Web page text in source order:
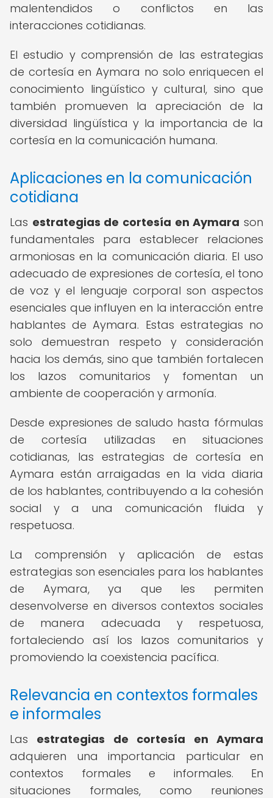
malentendidos o conflictos en las
interacciones cotidianas.
El estudio y comprensión de las estrategias
de cortesía en Aymara no solo enriquecen el
conocimiento lingüístico y cultural, sino que
también promueven la apreciación de la
diversidad lingüística y la importancia de la
cortesía en la comunicación humana.
Aplicaciones en la comunicación
cotidiana
Las estrategias de cortesía en Aymara son
fundamentales para establecer relaciones
armoniosas en la comunicación diaria. El uso
adecuado de expresiones de cortesía, el tono
de voz y el lenguaje corporal son aspectos
esenciales que influyen en la interacción entre
hablantes de Aymara. Estas estrategias no
solo demuestran respeto y consideración
hacia los demás, sino que también fortalecen
los lazos comunitarios y fomentan un
ambiente de cooperación y armonía.
Desde expresiones de saludo hasta fórmulas
de cortesía utilizadas en situaciones
cotidianas, las estrategias de cortesía en
Aymara están arraigadas en la vida diaria
de los hablantes, contribuyendo a la cohesión
social y a una comunicación fluida y
respetuosa.
La comprensión y aplicación de estas
estrategias son esenciales para los hablantes
de Aymara, ya que les permiten
desenvolverse en diversos contextos sociales
de manera adecuada y respetuosa,
fortaleciendo así los lazos comunitarios y
promoviendo la coexistencia pacífica.
Relevancia en contextos formales
e informales
Las estrategias de cortesía en Aymara
adquieren una importancia particular en
contextos formales e informales. En
situaciones formales, como reuniones